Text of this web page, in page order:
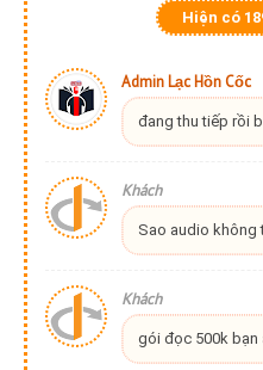
Hiện có
Admin Lạc Hồn Cốc
đang thu tiếp rồi
Khách
Sao audio không
Khách
gói đọc 500k bạn